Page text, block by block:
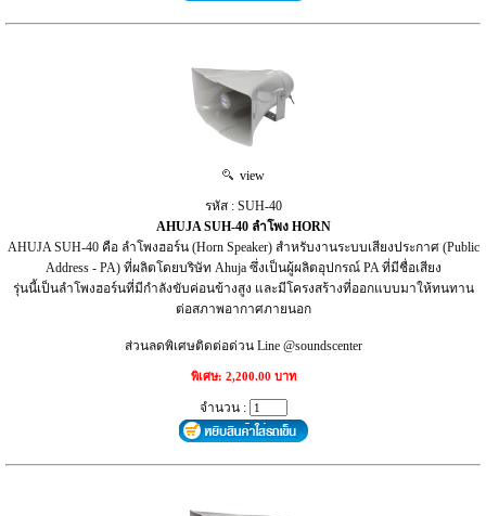
view
รหัส : SUH-40
AHUJA SUH-40 ลำโพง HORN
AHUJA SUH-40 คือ ลำโพงฮอร์น (Horn Speaker) สำหรับงานระบบเสียงประกาศ (Public
Address - PA) ที่ผลิตโดยบริษัท Ahuja ซึ่งเป็นผู้ผลิตอุปกรณ์ PA ที่มีชื่อเสียง
รุ่นนี้เป็นลำโพงฮอร์นที่มีกำลังขับค่อนข้างสูง และมีโครงสร้างที่ออกแบบมาให้ทนทาน
ต่อสภาพอากาศภายนอก
ส่วนลดพิเศษติดต่อด่วน Line @soundscenter
พิเศษ: 2,200.00 บาท
จำนวน :